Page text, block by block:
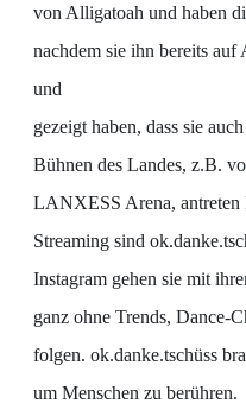
von Alligatoah und haben
nachdem sie ihn bereits
und
gezeigt haben, dass sie
Bühnen des Landes, z.B.
LANXESS Arena,
Streaming sind
Instagram gehen sie mit
ganz ohne Trends, Dance-
folgen. ok.danke.tschüss
um Menschen zu berühren.